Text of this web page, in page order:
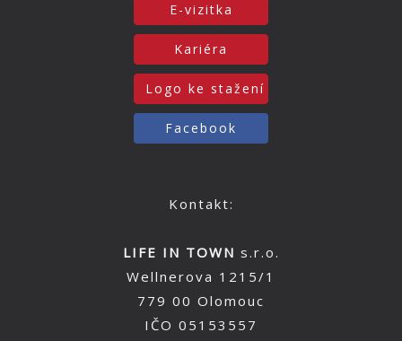
E-vizitka
Kariéra
Logo ke stažení
Facebook
Kontakt:
LIFE IN TOWN s.r.o.
Wellnerova 1215/1
779 00 Olomouc
IČO 05153557